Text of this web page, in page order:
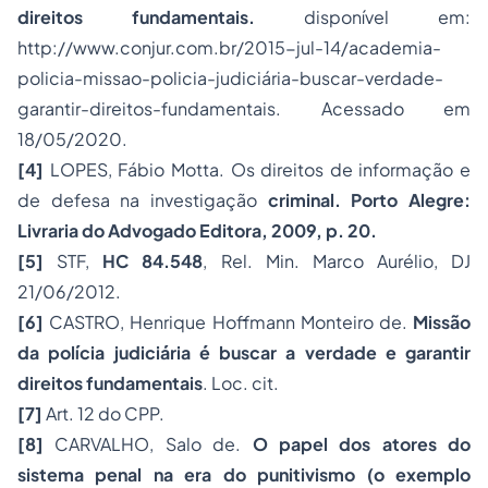
direitos fundamentais. disponível em:
http://www.conjur.com.br/2015-jul-14/academia-
policia-missao-policia-judiciária-buscar-verdade-
garantir-direitos-fundamentais. Acessado em
18/05/2020.
[4] LOPES, Fábio Motta. Os direitos de informação e
de defesa na investigação criminal. Porto Alegre:
Livraria do Advogado Editora, 2009, p. 20.
[5] STF, HC 84.548, Rel. Min. Marco Aurélio, DJ
21/06/2012.
[6] CASTRO, Henrique Hoffmann Monteiro de. Missão
da polícia judiciária é buscar a verdade e garantir
direitos fundamentais. Loc. cit.
[7] Art. 12 do CPP.
[8] CARVALHO, Salo de. O papel dos atores do
sistema penal na era do punitivismo (o exemplo